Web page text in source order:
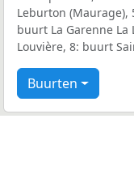
Leburton
buurt La Garenne La
Louvière, 8: buurt
Buurten